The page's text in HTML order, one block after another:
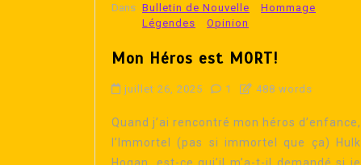
Dans Bulletin de Nouvelle
Hommage
Légendes
Opinion
Mon Héros est MORT!
juillet 26, 2025 1 488 words
Quand j’ai rencontré mon héros d’enfance,
l’Immortel (pas si immortel que ça) Hulk
Hogan, est-ce qui’il m’a-t-il demandé si je